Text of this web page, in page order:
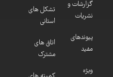
گزارشات و
نشریات
پیوندهای
مفید
ویژه
تشکل های
استانی
اتاق های
مشترک